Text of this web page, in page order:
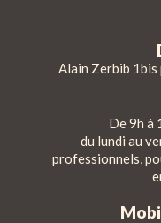
Alain Zerbib 1bis
De 9h à
du lundi au
professionnels,